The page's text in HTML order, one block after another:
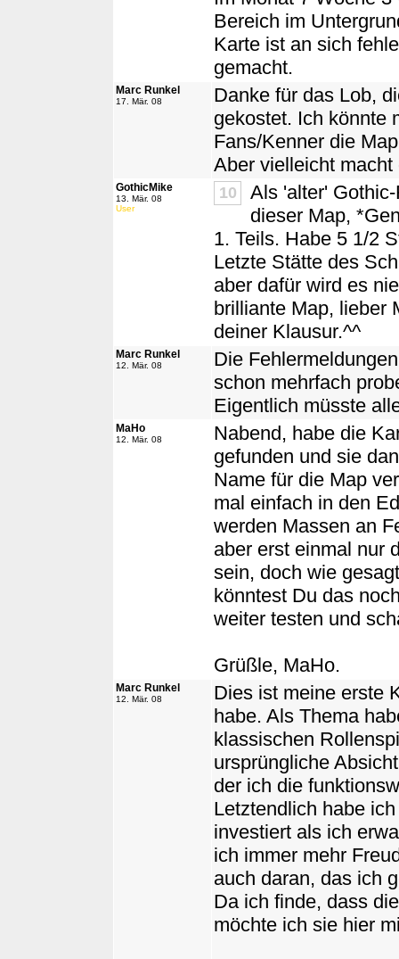
Bereich im
Karte ist an sich
gemacht.
Marc Runkel
17. Mär. 08
Danke für das Lob,
gekostet. Ich könnte
Fans/Kenner die
Aber vielleicht
GothicMike
13. Mär. 08
User
10
Als 'alter'
dieser Map,
1. Teils. Habe 5 1/2
Letzte Stätte des
aber dafür wird es
brilliante Map, lieber
deiner Klausur.^^
Marc Runkel
12. Mär. 08
Die
schon mehrfach
Eigentlich müsste
MaHo
12. Mär. 08
Nabend, habe die
gefunden und sie
Name für die Map
mal einfach in den
werden Massen an
aber erst einmal nur
sein, doch wie
könntest Du das
weiter testen und
Grüßle, MaHo.
Marc Runkel
12. Mär. 08
Dies ist meine erste
habe. Als Thema
klassischen
ursprüngliche
der ich die
Letztendlich habe
investiert als ich
ich immer mehr
auch daran, das ich
Da ich finde, dass
möchte ich sie hier